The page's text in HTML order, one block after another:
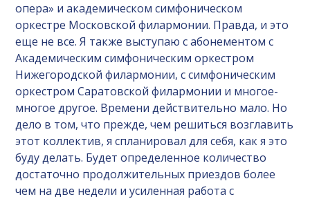
опера» и академическом симфоническом
оркестре Московской филармонии. Правда, и это
еще не все. Я также выступаю с абонементом с
Академическим симфоническим оркестром
Нижегородской филармонии, с симфоническим
оркестром Саратовской филармонии и многое-
многое другое. Времени действительно мало. Но
дело в том, что прежде, чем решиться возглавить
этот коллектив, я спланировал для себя, как я это
буду делать. Будет определенное количество
достаточно продолжительных приездов более
чем на две недели и усиленная работа с